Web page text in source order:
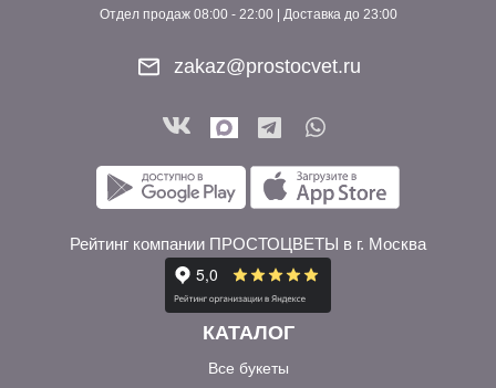
Отдел продаж 08:00 - 22:00 | Доставка до 23:00
zakaz@prostocvet.ru
Рейтинг компании ПРОСТОЦВЕТЫ в г. Москва
КАТАЛОГ
Все букеты